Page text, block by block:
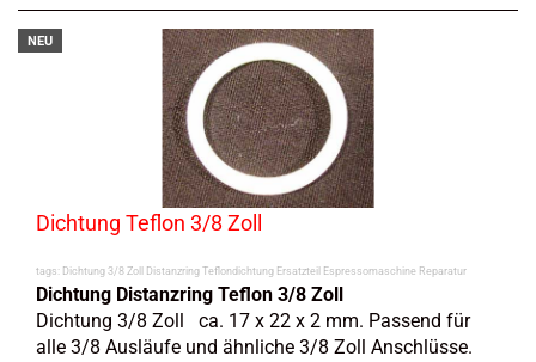
NEU
Dichtung Teflon 3/8 Zoll
tags: Dichtung 3/8 Zoll Distanzring Teflondichtung Ersatzteil Espressomaschine Reparatur
Dichtung Distanzring Teflon 3/8 Zoll
Dichtung 3/8 Zoll ca. 17 x 22 x 2 mm. Passend für
alle 3/8 Ausläufe und ähnliche 3/8 Zoll Anschlüsse.